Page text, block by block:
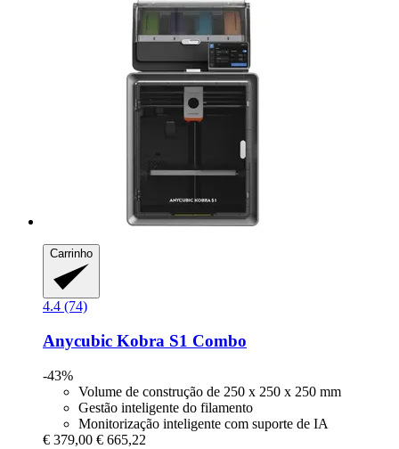
Carrinho
4.4 (74)
Anycubic Kobra S1 Combo
-43%
Volume de construção de 250 x 250 x 250 mm
Gestão inteligente do filamento
Monitorização inteligente com suporte de IA
€ 379,00 € 665,22